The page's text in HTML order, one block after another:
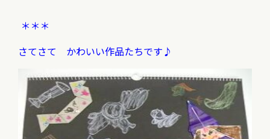
＊＊＊
さてさて かわいい作品たちです♪